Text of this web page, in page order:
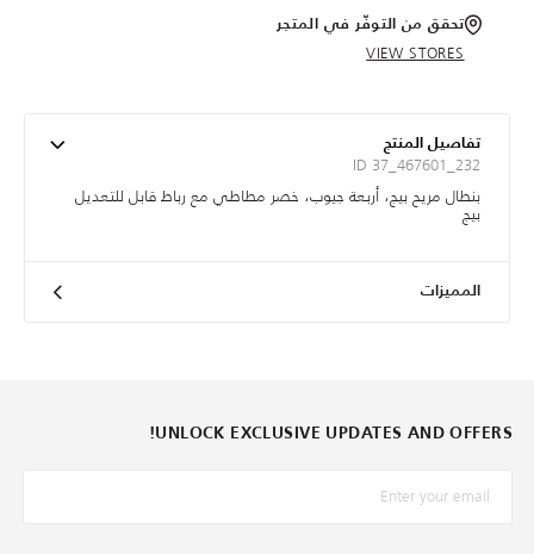
تحقق من التوفّر في المتجر
VIEW STORES
تفاصيل المنتج
ID 37_467601_232
بنطال مريح بيج، أربعة جيوب، خصر مطاطي مع رباط قابل للتعديل
بيج
المميزات
UNLOCK EXCLUSIVE UPDATES AND OFFERS!
*البريد الإلكترونيّ